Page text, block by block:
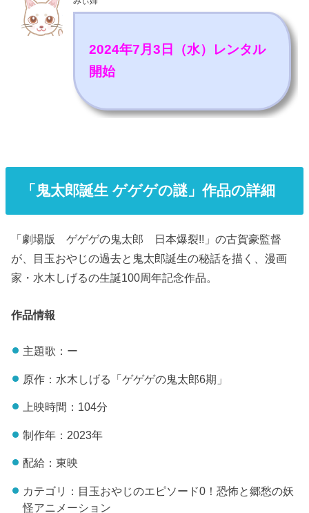
2024年7月3日（水）レンタル
開始
「鬼太郎誕生 ゲゲゲの謎」作品の詳細
「劇場版 ゲゲゲの鬼太郎 日本爆裂!!」の古賀豪監督
が、目玉おやじの過去と鬼太郎誕生の秘話を描く、漫画
家・水木しげるの生誕100周年記念作品。
作品情報
主題歌：ー
原作：水木しげる「ゲゲゲの鬼太郎6期」
上映時間：104分
制作年：2023年
配給：東映
カテゴリ：目玉おやじのエピソード0！恐怖と郷愁の妖
怪アニメーション